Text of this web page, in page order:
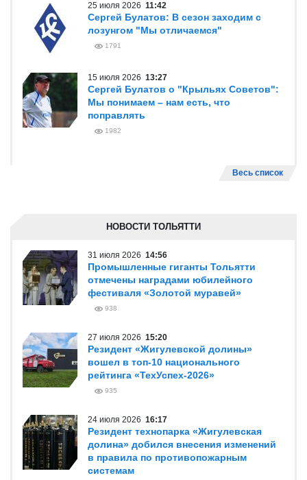
25 июля 2026 11:42
Сергей Булатов: В сезон заходим с
лозунгом "Мы отличаемся"
1791
15 июля 2026 13:27
Сергей Булатов о "Крыльях Советов":
Мы понимаем – нам есть, что
поправлять
1982
Весь список
НОВОСТИ ТОЛЬЯТТИ
31 июля 2026 14:56
Промышленные гиганты Тольятти
отмечены наградами юбилейного
фестиваля «Золотой муравей»
938
27 июля 2026 15:20
Резидент «Жигулевской долины»
вошел в топ-10 национального
рейтинга «ТехУспех-2026»
935
24 июля 2026 16:17
Резидент технопарка «Жигулевская
долина» добился внесения изменений
в правила по противопожарным
системам